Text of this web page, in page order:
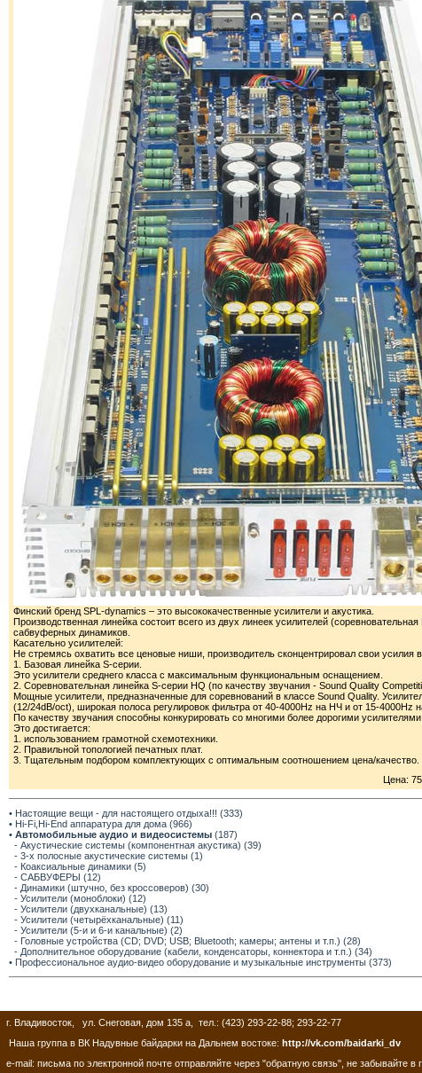
Финский бренд SPL-dynamics – это высококачественные усилители и акустика.
Производственная линейка состоит всего из двух линеек усилителей
сабвуферных динамиков.
Касательно усилителей:
Не стремясь охватить все ценовые ниши, производитель сконцентрировал свои усилия
1. Базовая линейка S-серии.
Это усилители среднего класса с максимальным функциональным оснащением.
2. Соревновательная линейка S-серии HQ (по качеству звучания - Sound Quality
Мощные усилители, предназначенные для соревнований в классе Sound Quality.
(12/24dB/oct), широкая полоса регулировок фильтра от 40-4000Hz на НЧ и от 15-4000Hz
По качеству звучания способны конкурировать со многими более дорогими усилителями.
Это достигается:
1. использованием грамотной схемотехники.
2. Правильной топологией печатных плат.
3. Тщательным подбором комплектующих с оптимальным соотношением цена/качество.
Цена:
• Настоящие вещи - для настоящего отдыха!!! (333)
• Hi-Fi,Hi-End аппаратура для дома (966)
• Автомобильные аудио и видеосистемы (187)
- Акустические системы (компонентная акустика) (39)
- 3-х полосные акустические системы (1)
- Коаксиальные динамики (5)
- САБВУФЕРЫ (12)
- Динамики (штучно, без кроссоверов) (30)
- Усилители (моноблоки) (12)
- Усилители (двухканальные) (13)
- Усилители (четырёхканальные) (11)
- Усилители (5-и и 6-и канальные) (2)
- Головные устройства (CD; DVD; USB; Bluetooth; камеры; антены и т.п.) (28)
- Дополнительное оборудование (кабели, конденсаторы, коннектора и т.п.) (34)
• Профессиональное аудио-видео оборудование и музыкальные инструменты (373)
г. Владивосток, ул. Снеговая, дом 135 а, тел.: (423) 293-22-88; 293-22-77
Наша группа в ВК Надувные байдарки на Дальнем востоке: http://vk.com/baidarki_dv
e-mail: письма по электронной почте отправляйте через "обратную связь", не забывайте в